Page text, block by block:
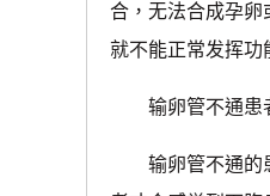
合，无法合成孕卵
就不能正常发挥功
输卵管不通患
输卵管不通的患